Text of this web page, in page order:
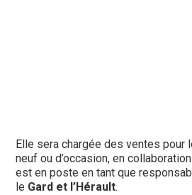
Elle sera chargée des ventes pour
neuf ou d’occasion, en
est en poste en tant que
le Gard et l’Hérault.